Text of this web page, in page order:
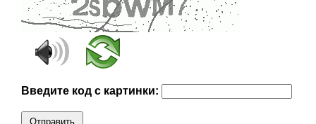
Введите код с картинки:
Отправить